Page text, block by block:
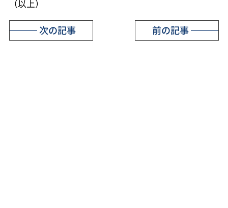
（以上）
前の記事
次の記事